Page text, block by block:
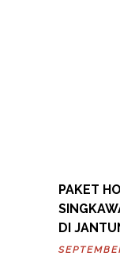
PAKET
DI